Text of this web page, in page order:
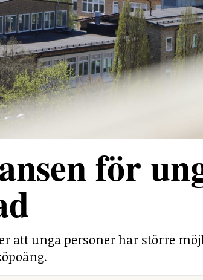
för
att unga personer har större